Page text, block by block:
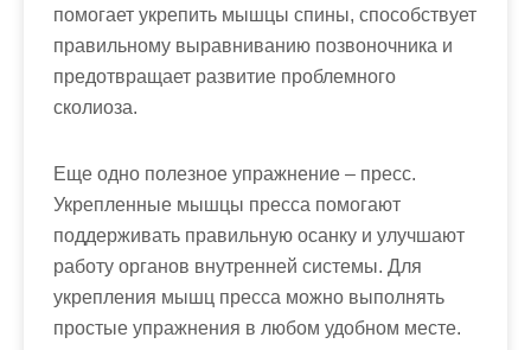
помогает укрепить мышцы спины, способствует
правильному выравниванию позвоночника и
предотвращает развитие проблемного
сколиоза.
Еще одно полезное упражнение – пресс.
Укрепленные мышцы пресса помогают
поддерживать правильную осанку и улучшают
работу органов внутренней системы. Для
укрепления мышц пресса можно выполнять
простые упражнения в любом удобном месте.